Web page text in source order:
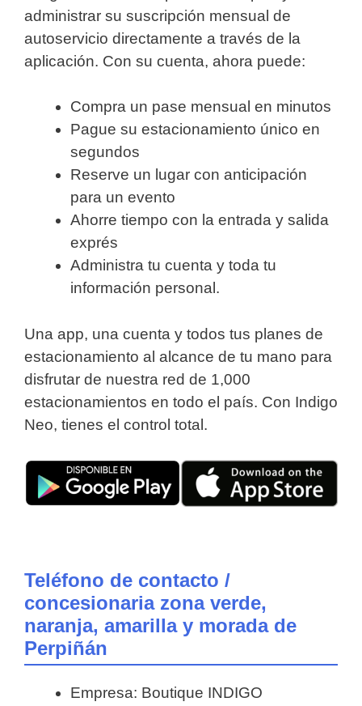
administrar su suscripción mensual de
autoservicio directamente a través de la
aplicación. Con su cuenta, ahora puede:
Compra un pase mensual en minutos
Pague su estacionamiento único en
segundos
Reserve un lugar con anticipación
para un evento
Ahorre tiempo con la entrada y salida
exprés
Administra tu cuenta y toda tu
información personal.
Una app, una cuenta y todos tus planes de
estacionamiento al alcance de tu mano para
disfrutar de nuestra red de 1,000
estacionamientos en todo el país. Con Indigo
Neo, tienes el control total.
Teléfono de contacto /
concesionaria zona verde,
naranja, amarilla y morada de
Perpiñán
Empresa: Boutique INDIGO